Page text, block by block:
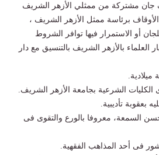
جان مشتركة من ممثلي الأزهر الشريف
الأوقاف برئاسة ممثل الأزهر الشريف ،
أو الاستمرار فيها توافر الشروط
العلماء بالأزهر الشريف بالتنسيق مع دار
السمعة، معروفا بالورع والتقوى فى